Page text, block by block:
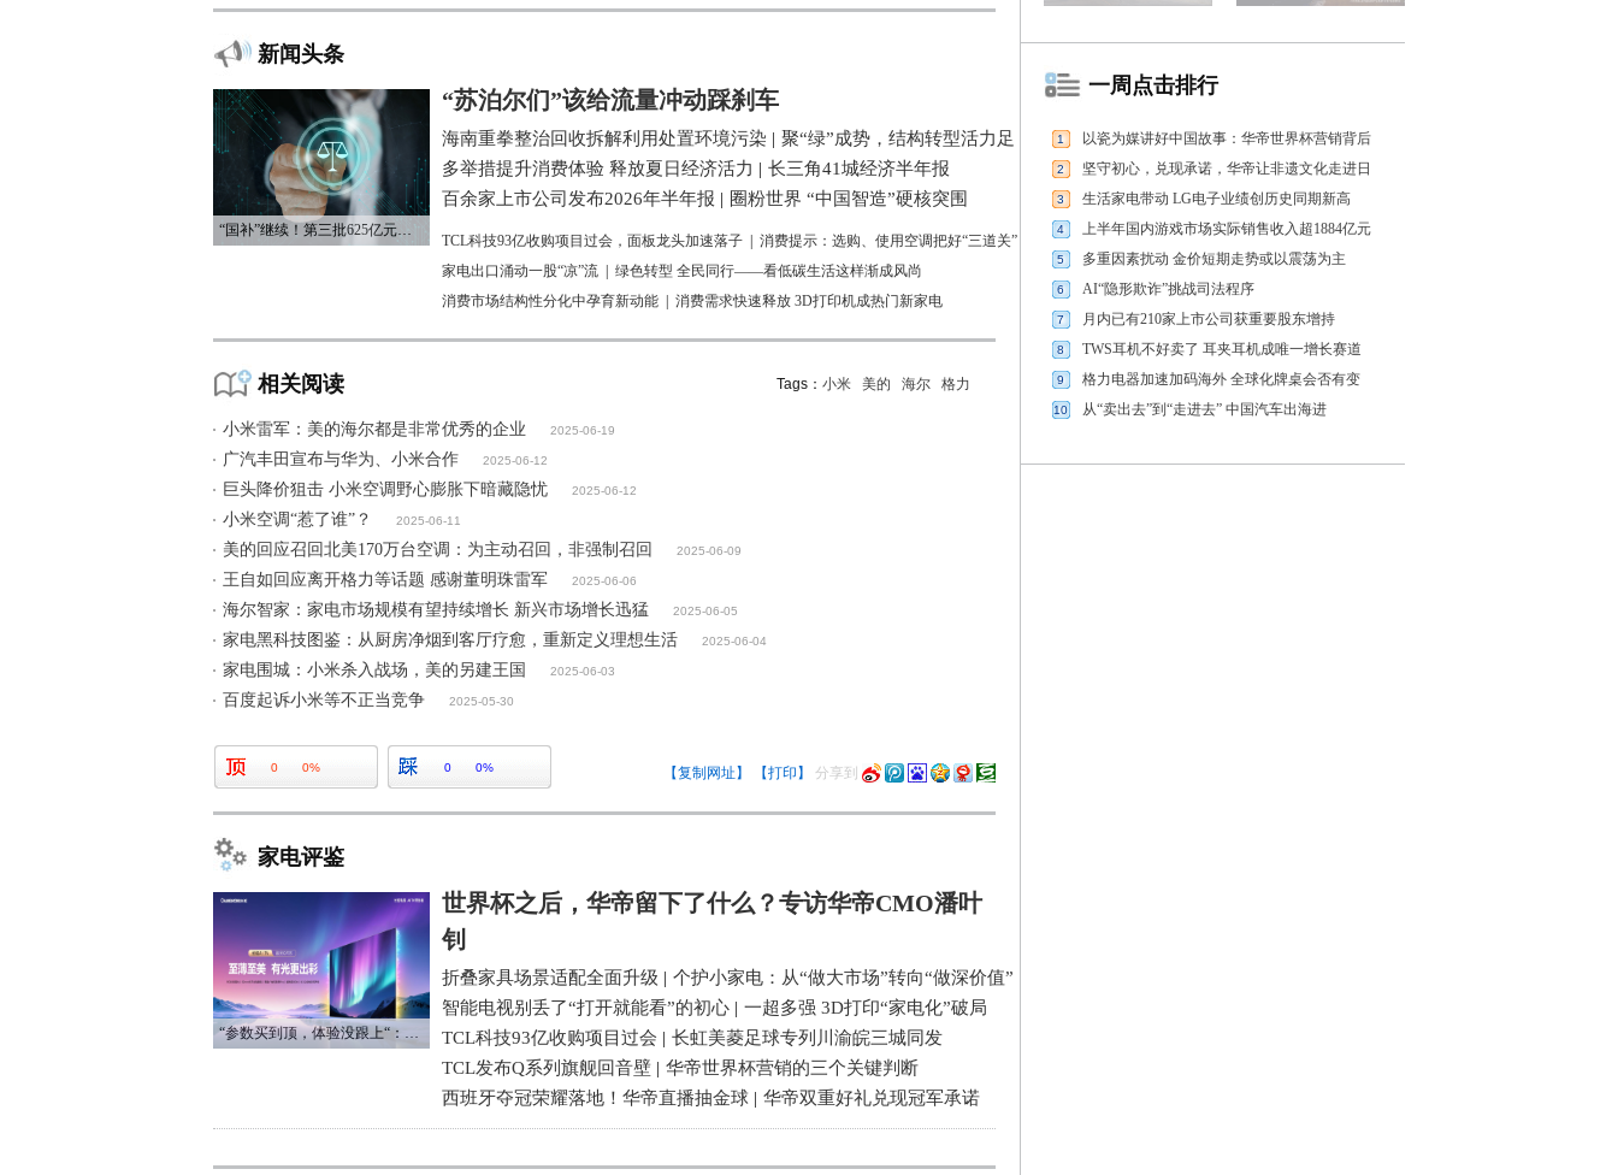
新闻头条
“国补”继续！第三批625亿元资金已下达
“苏泊尔们”该给流量冲动踩刹车
海南重拳整治回收拆解利用处置环境污染 | 聚“绿”成势，结构转型活力足
多举措提升消费体验 释放夏日经济活力 | 长三角41城经济半年报
百余家上市公司发布2026年半年报 | 圈粉世界 “中国智造”硬核突围
TCL科技93亿收购项目过会，面板龙头加速落子
消费提示：选购、使用空调把好“三道关”
家电出口涌动一股“凉”流
绿色转型 全民同行——看低碳生活这样渐成风尚
消费市场结构性分化中孕育新动能
消费需求快速释放 3D打印机成热门新家电
相关阅读 Tags： 小米 美的 海尔 格力
小米雷军：美的海尔都是非常优秀的企业 2025-06-19
广汽丰田宣布与华为、小米合作 2025-06-12
巨头降价狙击 小米空调野心膨胀下暗藏隐忧 2025-06-12
小米空调“惹了谁”？ 2025-06-11
美的回应召回北美170万台空调：为主动召回，非强制召回 2025-06-09
王自如回应离开格力等话题 感谢董明珠雷军 2025-06-06
海尔智家：家电市场规模有望持续增长 新兴市场增长迅猛 2025-06-05
家电黑科技图鉴：从厨房净烟到客厅疗愈，重新定义理想生活 2025-06-04
家电围城：小米杀入战场，美的另建王国 2025-06-03
百度起诉小米等不正当竞争 2025-05-30
0 0% 0 0% 【复制网址】 【打印】 分享到
家电评鉴
“参数买到顶，体验没跟上“：长虹追光Q70S给高端电视打了个样
世界杯之后，华帝留下了什么？专访华帝CMO潘叶
钊
折叠家具场景适配全面升级 | 个护小家电：从“做大市场”转向“做深价值”
智能电视别丢了“打开就能看”的初心 | 一超多强 3D打印“家电化”破局
TCL科技93亿收购项目过会 | 长虹美菱足球专列川渝皖三城同发
TCL发布Q系列旗舰回音壁 | 华帝世界杯营销的三个关键判断
西班牙夺冠荣耀落地！华帝直播抽金球 | 华帝双重好礼兑现冠军承诺
一周点击排行
1 以瓷为媒讲好中国故事：华帝世界杯营销背后
2 坚守初心，兑现承诺，华帝让非遗文化走进日
3 生活家电带动 LG电子业绩创历史同期新高
4 上半年国内游戏市场实际销售收入超1884亿元
5 多重因素扰动 金价短期走势或以震荡为主
6 AI“隐形欺诈”挑战司法程序
7 月内已有210家上市公司获重要股东增持
8 TWS耳机不好卖了 耳夹耳机成唯一增长赛道
9 格力电器加速加码海外 全球化牌桌会否有变
10 从“卖出去”到“走进去” 中国汽车出海进